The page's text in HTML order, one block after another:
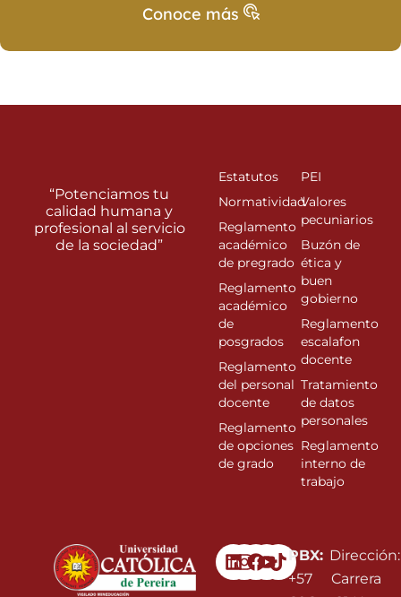
Conoce más
Linkedin
Instagram
Facebook
Youtube
PBX:
+57
Dirección:
Carrera
“Potenciamos tu
calidad humana y
profesional al servicio
de la sociedad”
Estatutos
Normatividad
Reglamento
académico
de pregrado
Reglamento
académico
de
posgrados
Reglamento
del personal
docente
Reglamento
de opciones
de grado
PEI
Valores
pecuniarios
Buzón de
ética y
buen
gobierno
Reglamento
escalafon
docente
Tratamiento
de datos
personales
Reglamento
interno de
trabajo